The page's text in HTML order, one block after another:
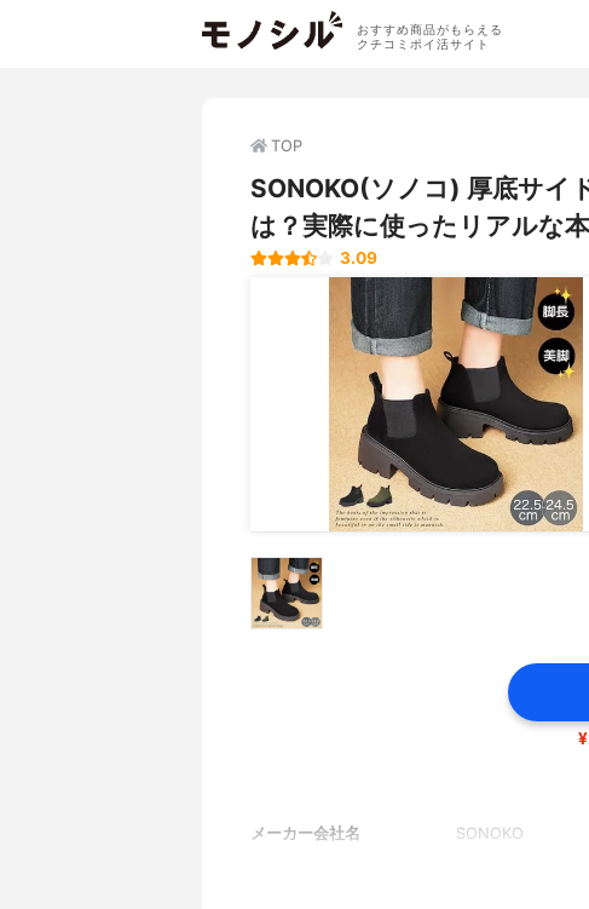
おすすめ商品がもらえる
クチコミポイ活サイト
TOP
SONOKO(ソノコ) 厚底サイ
は？実際に使ったリアルな
3.09
メーカー会社名 SONOKO